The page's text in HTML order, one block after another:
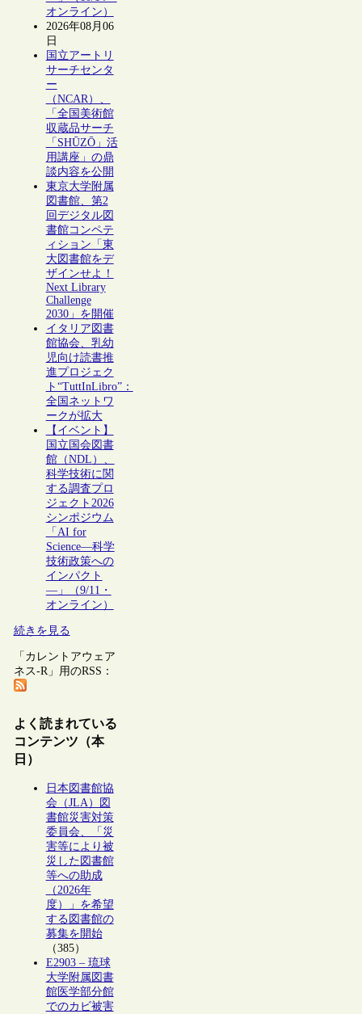
オンライン）
2026年08月06
日
国立アートリ
サーチセンタ
ー
（NCAR）、
「全国美術館
収蔵品サーチ
「SHŪZŌ」活
用講座」の鼎
談内容を公開
東京大学附属
図書館、第2
回デジタル図
書館コンペテ
ィション「東
大図書館をデ
ザインせよ！
Next Library
Challenge
2030」を開催
イタリア図書
館協会、乳幼
児向け読書推
進プロジェク
ト“TuttInLibro”：
全国ネットワ
ークが拡大
【イベント】
国立国会図書
館（NDL）、
科学技術に関
する調査プロ
ジェクト2026
シンポジウム
「AI for
Science―科学
技術政策への
インパクト
―」（9/11・
オンライン）
続きを見る
「カレントアウェア
ネス-R」用のRSS：
よく読まれている
コンテンツ（本
日）
日本図書館協
会（JLA）図
書館災害対策
委員会、「災
害等により被
災した図書館
等への助成
（2026年
度）」を希望
する図書館の
募集を開始
（385）
E2903 – 琉球
大学附属図書
館医学部分館
でのカビ被害